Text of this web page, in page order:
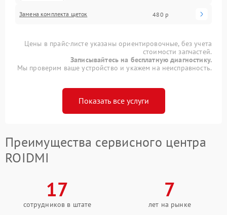
Замена комплекта щеток 480 р
Цены в прайс-листе указаны ориентировочные, без учета
стоимости запчастей.
Записывайтесь на бесплатную диагностику.
Мы проверим ваше устройство и укажем на неисправность.
Показать все услуги
Преимущества сервисного центра
ROIDMI
17
сотрудников в штате
7
лет на рынке